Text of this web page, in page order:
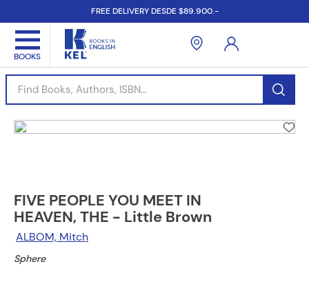
FREE DELIVERY DESDE $89.900.-
Find Books, Authors, ISBN...
FIVE PEOPLE YOU MEET IN
HEAVEN, THE - Little Brown
ALBOM, Mitch
Sphere